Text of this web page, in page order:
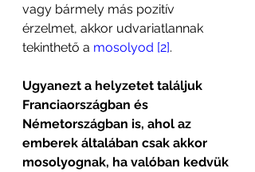
vagy bármely más pozitív
érzelmet, akkor udvariatlannak
tekinthető a mosolyod [2].
Ugyanezt a helyzetet találjuk
Franciaországban és
Németországban is, ahol az
emberek általában csak akkor
mosolyognak, ha valóban kedvük